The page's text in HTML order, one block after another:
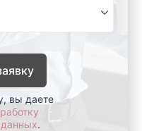
вы даете
.